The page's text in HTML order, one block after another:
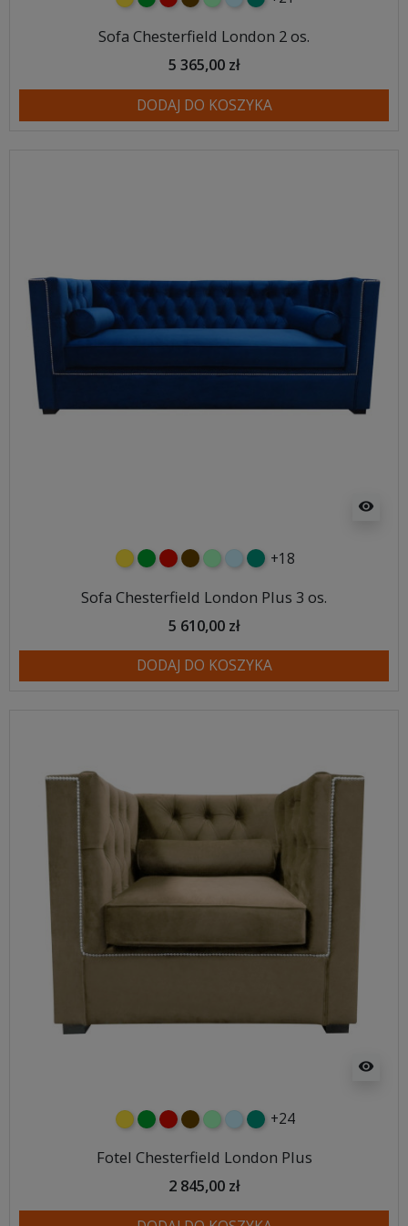
Sofa Chesterfield London 2 os.
5 365,00 zł
DODAJ DO KOSZYKA
visibility
żółtyzielonyczerwony
czekoladowy
miętowybłękitny
turkusowy
+18
Sofa Chesterfield London Plus 3 os.
5 610,00 zł
DODAJ DO KOSZYKA
visibility
żółtyzielonyczerwony
czekoladowy
miętowybłękitny
turkusowy
+24
Fotel Chesterfield London Plus
2 845,00 zł